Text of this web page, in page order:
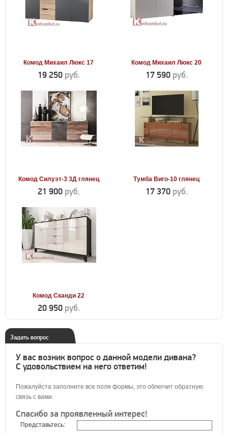
Комод Михаил Люкс 17
19 250 руб.
Комод Михаил Люкс 20
17 590 руб.
Комод Силуэт-3 3Д глянец
21 900 руб.
Тумба Виго-10 глянец
17 370 руб.
Комод Сканди 22
20 950 руб.
Задать вопрос
У вас возник вопрос о данной модели дивана?
С удовольствием на него ответим!
Пожалуйста заполните все поля формы, это облегчит обратную
связь с вами.
Спасибо за проявленный интерес!
Представьтесь: